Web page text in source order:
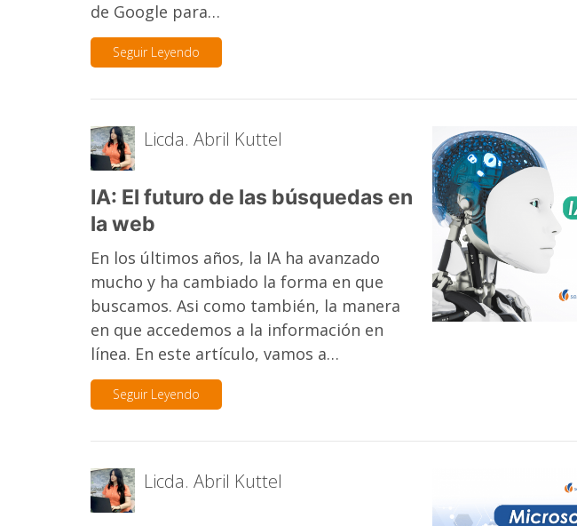
de Google para…
Seguir Leyendo
Licda. Abril Kuttel
IA: El futuro de las búsquedas en
la web
En los últimos años, la IA ha avanzado
mucho y ha cambiado la forma en que
buscamos. Asi como también, la manera
en que accedemos a la información en
línea. En este artículo, vamos a…
Seguir Leyendo
Licda. Abril Kuttel